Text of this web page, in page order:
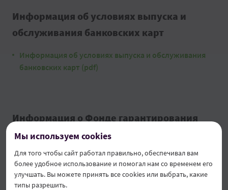
Информация об условиях выпуска и
обслуживания банковских карт
Информация об условиях выпуска и обслуживания
банковских карт (pdf)
Информация о Фонде гарантирования
вкладов физических лиц
Вклады физических лиц гарантируются до уровня
покрытия в 200 000 леев.
Мы используем cookies
Для того чтобы сайт работал правильно, обеспечивал вам
более удобное использование и помогал нам со временем его
улучшать. Вы можете принять все cookies или выбрать, какие
типы разрешить.